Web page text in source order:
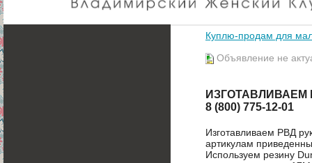
Куплю-продам для
Объявление не
8 (800) 775-12-01
Изготавливаем РВД
артикулам
Используем резину